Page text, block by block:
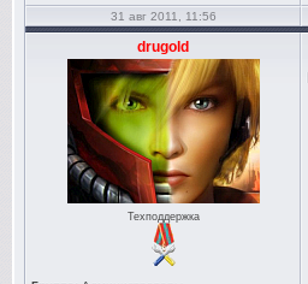
31 авг 2011, 11:56
drugold
Техподдержка